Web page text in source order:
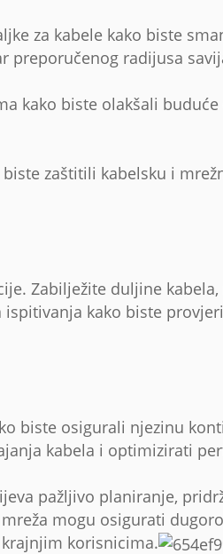
za kabele kako biste
preporučenog radijusa
kako biste olakšali
zaštitili kabelsku i
Zabilježite duljine
kako biste
biste osigurali njezinu
kabela i optimizirati
pažljivo planiranje,
mogu osigurati
korisnicima.